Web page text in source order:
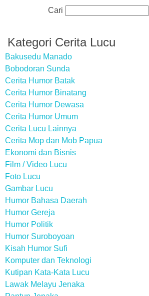
Cari
Kategori Cerita Lucu
Bakusedu Manado
Bobodoran Sunda
Cerita Humor Batak
Cerita Humor Binatang
Cerita Humor Dewasa
Cerita Humor Umum
Cerita Lucu Lainnya
Cerita Mop dan Mob Papua
Ekonomi dan Bisnis
Film / Video Lucu
Foto Lucu
Gambar Lucu
Humor Bahasa Daerah
Humor Gereja
Humor Politik
Humor Suroboyoan
Kisah Humor Sufi
Komputer dan Teknologi
Kutipan Kata-Kata Lucu
Lawak Melayu Jenaka